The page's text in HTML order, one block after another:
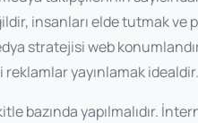
insanları elde tutmak
stratejisi web
yayınlamak idealdir.
bazında yapılmalıdır.